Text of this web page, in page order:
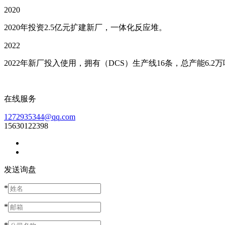
2020
2020年投资2.5亿元扩建新厂，一体化反应堆。
2022
2022年新厂投入使用，拥有（DCS）生产线16条，总产能6.2万
在线服务
1272935344@qq.com
15630122398
发送询盘
*
*